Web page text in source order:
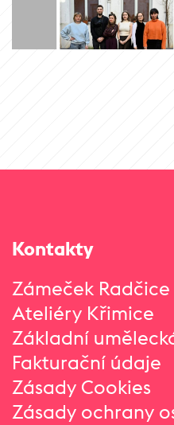
Kontakty
Zámeček Radčice
Ateliéry Křimice
Základní
Fakturační údaje
Zásady Cookies
Zásady ochrany